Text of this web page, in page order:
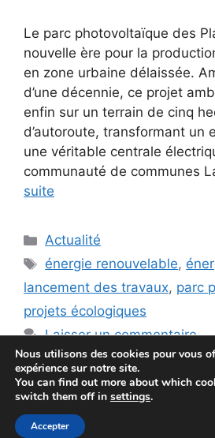
Le parc photovoltaïque des
nouvelle ère pour la
en zone urbaine délaissée.
d’une décennie, ce projet
enfin sur un terrain de cinq
d’autoroute, transformant un
une véritable centrale
communauté de communes
suite
Catégories
Actualité
Étiquettes
énergie renouvelable,
lancement des travaux, parc
projets écologiques
Laisser un commentaire
Nous utilisons des cookies pour vous
expérience sur notre site.
You can find out more about which
switch them off in settings.
Accepter